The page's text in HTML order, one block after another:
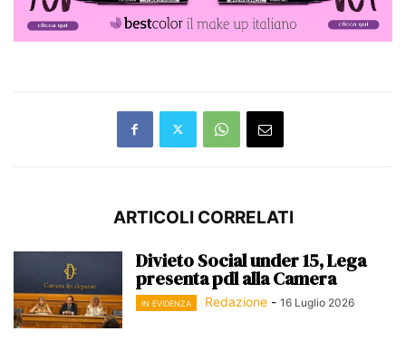
ARTICOLI CORRELATI
Divieto Social under 15, Lega
presenta pdl alla Camera
IN EVIDENZA Redazione - 16 Luglio 2026